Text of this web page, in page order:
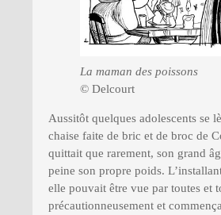
La maman des poissons
© Delcourt
Aussitôt quelques adolescents se
chaise faite de bric et de broc de
quittait que rarement, son grand
peine son propre poids.
elle pouvait être vue par toutes et
précautionneusement et